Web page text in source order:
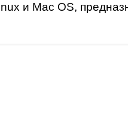
и Mac OS,